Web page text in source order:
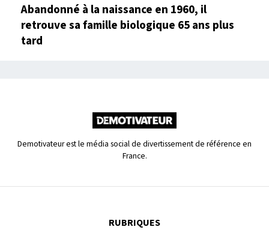
Abandonné à la naissance en 1960, il
retrouve sa famille biologique 65 ans plus
tard
Demotivateur est le média social de divertissement de référence en
France.
RUBRIQUES